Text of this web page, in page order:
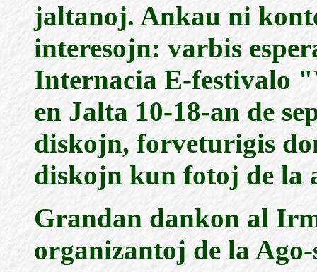
jaltanoj. Ankau ni
interesojn: varbis
Internacia E-festivalo
en Jalta 10-18-an de
diskojn, forveturigis
diskojn kun fotoj de la
Grandan dankon al
organizantoj de la